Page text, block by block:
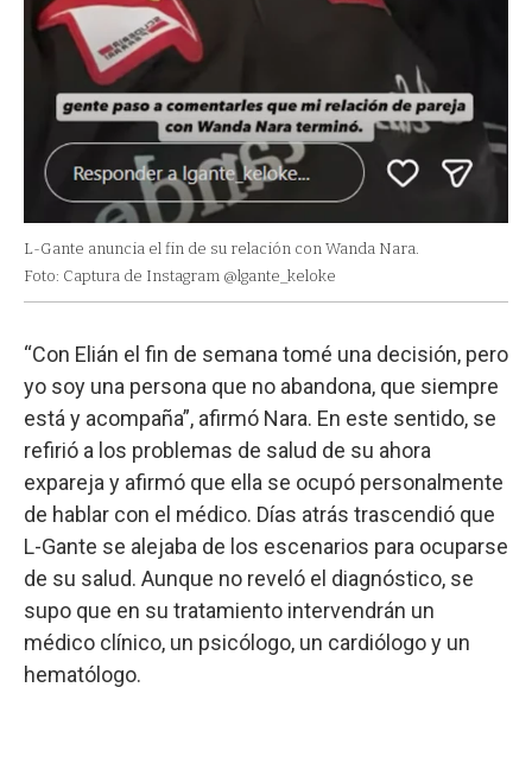
L-Gante anuncia el fin de su relación con Wanda Nara.
Foto: Captura de Instagram @lgante_keloke
“Con Elián el fin de semana tomé una decisión, pero
yo soy una persona que no abandona, que siempre
está y acompaña”, afirmó Nara. En este sentido, se
refirió a los problemas de salud de su ahora
expareja y afirmó que ella se ocupó personalmente
de hablar con el médico. Días atrás trascendió que
L-Gante se alejaba de los escenarios para ocuparse
de su salud. Aunque no reveló el diagnóstico, se
supo que en su tratamiento intervendrán un
médico clínico, un psicólogo, un cardiólogo y un
hematólogo.